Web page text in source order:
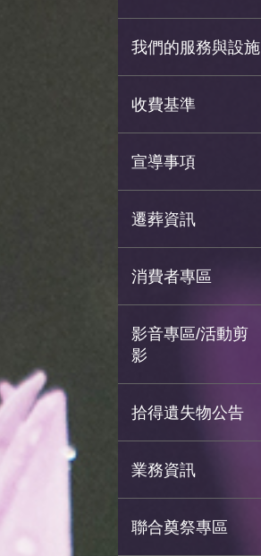
我們的服務與設施
收費基準
宣導事項
遷葬資訊
消費者專區
影音專區/活動剪
影
拾得遺失物公告
業務資訊
聯合奠祭專區